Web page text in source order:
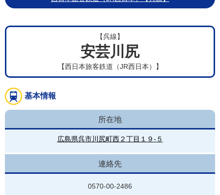
【呉線】
安芸川尻
【西日本旅客鉄道（JR西日本）】
基本情報
所在地
広島県呉市川尻町西２丁目１９-５
連絡先
0570-00-2486